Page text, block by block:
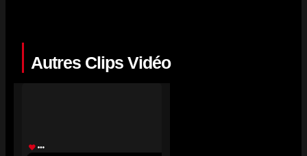
Autres Clips Vidéo